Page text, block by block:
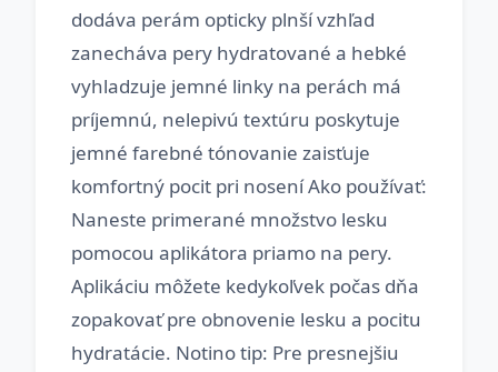
dodáva perám opticky plnší vzhľad
zanecháva pery hydratované a hebké
vyhladzuje jemné linky na perách má
príjemnú, nelepivú textúru poskytuje
jemné farebné tónovanie zaisťuje
komfortný pocit pri nosení Ako používať:
Naneste primerané množstvo lesku
pomocou aplikátora priamo na pery.
Aplikáciu môžete kedykoľvek počas dňa
zopakovať pre obnovenie lesku a pocitu
hydratácie. Notino tip: Pre presnejšiu